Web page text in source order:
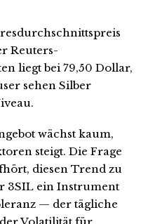
Reuters-
liegt bei 79,50 Dollar,
sehen Silber
wächst kaum,
steigt. Die Frage
diesen Trend zu
3SIL ein Instrument
— der tägliche